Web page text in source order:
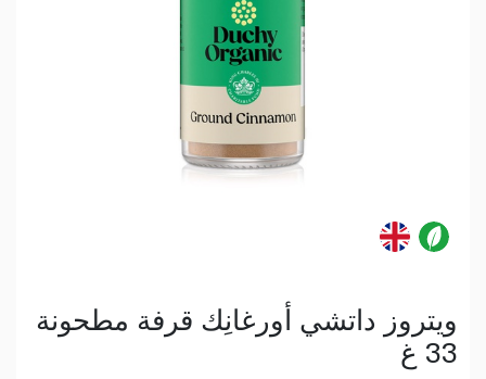
ويتروز داتشي أورغانِك قرفة مطحونة
33 غ